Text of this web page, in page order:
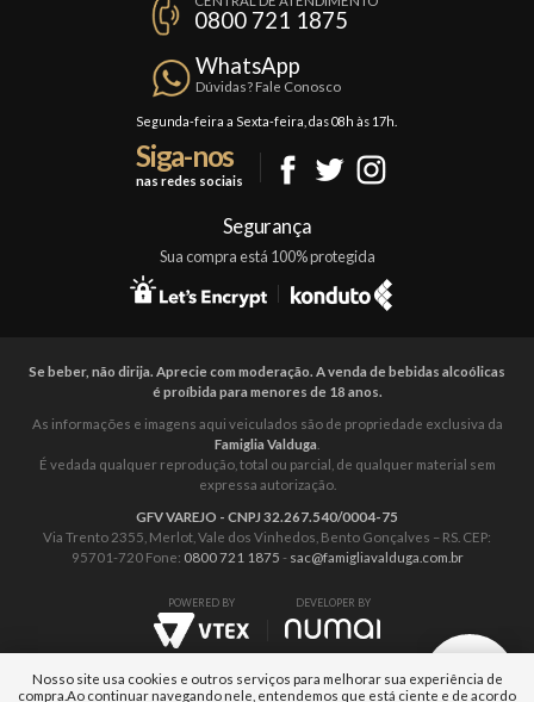
Política de Privacidade
Trocas e Devoluções
Formas de Pagamento
0800 721 1875
WhatsApp
Dúvidas? Fale Conosco
Segunda-feira a Sexta-feira, das 08h às 17h.
Siga-nos
nas redes sociais
Segurança
Sua compra está 100% protegida
Se beber, não dirija. Aprecie com moderação. A venda de bebidas alcoólicas
é proíbida para menores de 18 anos.
As informações e imagens aqui veiculados são de propriedade exclusiva da
Famiglia Valduga
É vedada qualquer reprodução, total ou parcial, de qualquer material sem
expressa autorização.
GFV VAREJO - CNPJ 32.267.540/0004-75
Via Trento 2355, Merlot, Vale dos Vinhedos, Bento Gonçalves – RS. CEP:
95701-720 Fone: 0800 721 1875 - sac@famigliavalduga.com.br
POWERED BY DEVELOPER BY
Nosso site usa cookies e outros serviços para melhorar sua experiência de
compra. Ao continuar navegando nele, entendemos que está ciente e de acordo